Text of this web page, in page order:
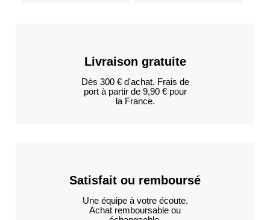
Livraison gratuite
Dès 300 € d'achat. Frais de
port à partir de 9,90 € pour
la France.
Satisfait ou remboursé
Une équipe à votre écoute.
Achat remboursable ou